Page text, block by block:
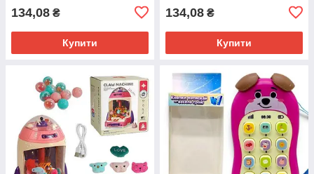
134,08 ₴
Купити
134,08 ₴
Купити